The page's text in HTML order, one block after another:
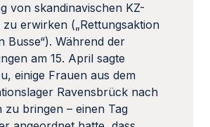
von skandinavischen KZ-
zu erwirken („Rettungsaktion
Busse“). Während der
am 15. April sagte
einige Frauen aus dem
Ravensbrück nach
zu bringen – einen Tag